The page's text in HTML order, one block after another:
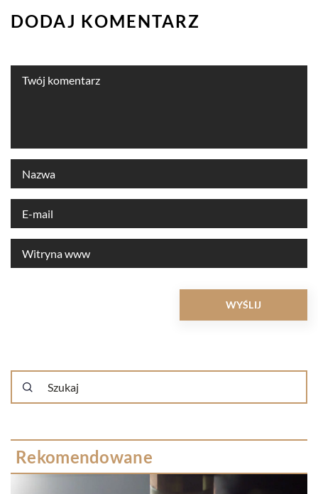
DODAJ KOMENTARZ
Rekomendowane